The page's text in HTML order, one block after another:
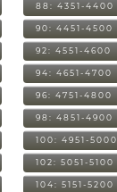
88: 4351-4400
90: 4451-4500
92: 4551-4600
94: 4651-4700
96: 4751-4800
98: 4851-4900
100: 4951-5000
102: 5051-5100
104: 5151-5200